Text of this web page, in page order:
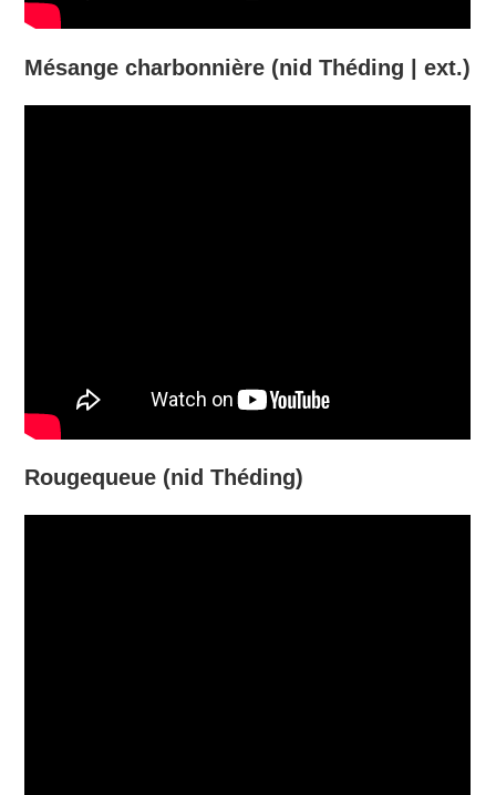
Mésange charbonnière (nid Théding | ext.)
Rougequeue (nid Théding)